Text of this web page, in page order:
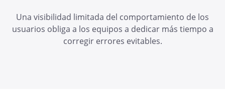
Una visibilidad limitada del comportamiento de los
usuarios obliga a los equipos a dedicar más tiempo a
corregir errores evitables.